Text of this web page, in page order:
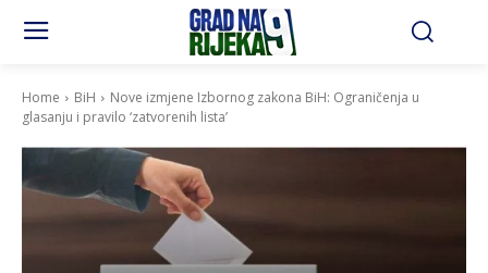
Home BiH
Nove izmjene Izbornog zakona BiH: Ograničenja u
glasanju i pravilo ‘zatvorenih lista’